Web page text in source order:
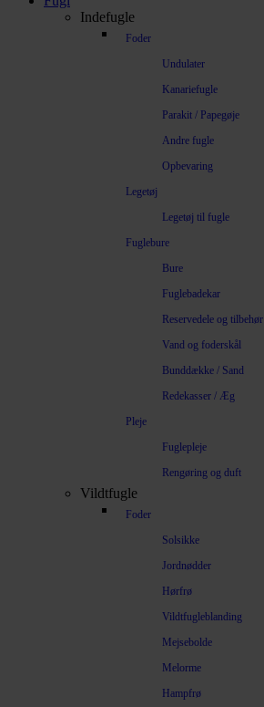
Indefugle
Foder
Undulater
Kanariefugle
Parakit / Papegøje
Andre fugle
Opbevaring
Legetøj
Legetøj til fugle
Fuglebure
Bure
Fuglebadekar
Reservedele og tilbehør
Vand og foderskål
Bunddække / Sand
Redekasser / Æg
Pleje
Fuglepleje
Rengøring og duft
Vildtfugle
Foder
Solsikke
Jordnødder
Hørfrø
Vildtfugleblanding
Mejsebolde
Melorme
Hampfrø